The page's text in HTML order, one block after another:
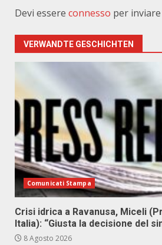
Devi essere connesso per
VERWANDTE GESCHICHTEN
Comunicati Stampa
Crisi idrica a Ravanusa, Miceli
Italia): “Giusta la decisione del
8 Agosto 2026